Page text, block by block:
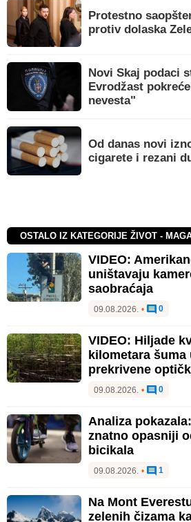
Protestno
protiv dolaska
Novi Skaj podaci
Evrodžast
nevesta"
Od danas novi
cigarete i rezani
OSTALO IZ KATEGORIJE ŽIVOT -
VIDEO:
uništavaju
saobraćaja
09.08.2026. • 0
VIDEO: Hiljade
kilometara šuma
prekrivene
09.08.2026. • 0
Analiza
znatno opasniji
bicikala
09.08.2026. • 1
Na Mont
zelenih čizama